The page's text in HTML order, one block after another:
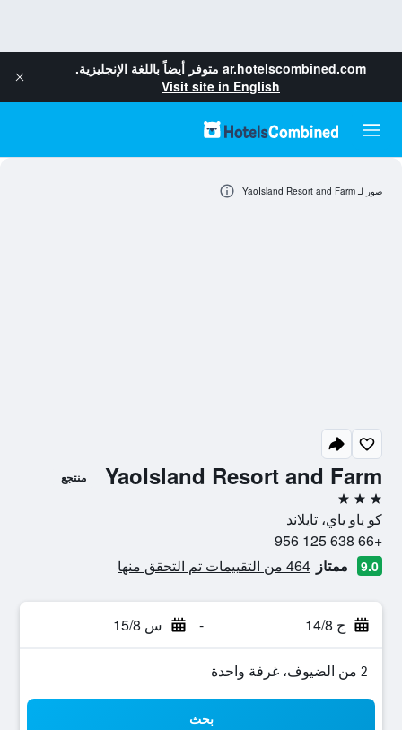
ar.hotelscombined.com متوفر أيضاً باللغة الإنجليزية.
Visit site in English
YaoIsland Resort and Farm منتجع
3 نجوم
كو ياو ياي، تايلاند
+66 638 125 956
9.0 ممتاز 464 من التقييمات تم التحقق منها
ج 14/8 - س 15/8
2 من الضيوف، غرفة واحدة
بحث
صور لـ YaoIsland Resort and Farm